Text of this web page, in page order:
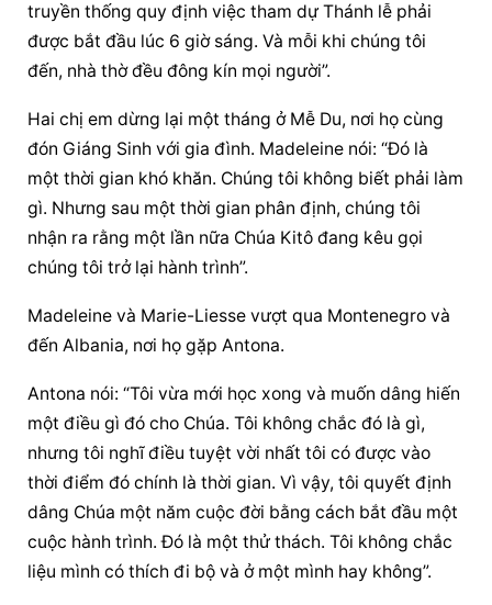
truyền thống quy định việc tham dự Thánh lễ phải
được bắt đầu lúc 6 giờ sáng. Và mỗi khi chúng tôi
đến, nhà thờ đều đông kín mọi người”.
Hai chị em dừng lại một tháng ở Mễ Du, nơi họ cùng
đón Giáng Sinh với gia đình. Madeleine nói: “Đó là
một thời gian khó khăn. Chúng tôi không biết phải làm
gì. Nhưng sau một thời gian phân định, chúng tôi
nhận ra rằng một lần nữa Chúa Kitô đang kêu gọi
chúng tôi trở lại hành trình”.
Madeleine và Marie-Liesse vượt qua Montenegro và
đến Albania, nơi họ gặp Antona.
Antona nói: “Tôi vừa mới học xong và muốn dâng hiến
một điều gì đó cho Chúa. Tôi không chắc đó là gì,
nhưng tôi nghĩ điều tuyệt vời nhất tôi có được vào
thời điểm đó chính là thời gian. Vì vậy, tôi quyết định
dâng Chúa một năm cuộc đời bằng cách bắt đầu một
cuộc hành trình. Đó là một thử thách. Tôi không chắc
liệu mình có thích đi bộ và ở một mình hay không”.